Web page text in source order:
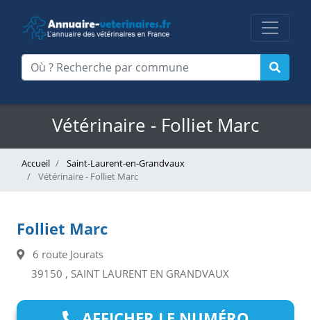
Vétérinaire - Folliet Marc
Accueil
Saint-Laurent-en-Grandvaux
Vétérinaire - Folliet Marc
Folliet Marc
6 route Jourats
39150 , SAINT LAURENT EN GRANDVAUX